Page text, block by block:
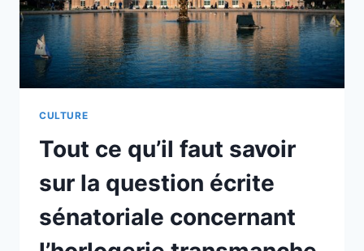
VILLE
AUX
MILLE
MÉTIERS
»
CULTURE
Tout ce qu’il faut savoir
sur la question écrite
sénatoriale concernant